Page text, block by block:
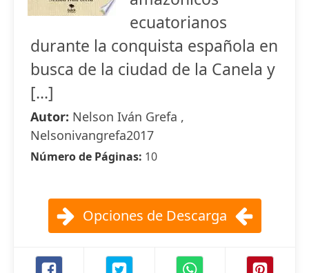
ecuatorianos
durante la conquista española en
busca de la ciudad de la Canela y
[...]
Autor: Nelson Iván Grefa ,
Nelsonivangrefa2017
Número de Páginas: 10
Opciones de Descarga